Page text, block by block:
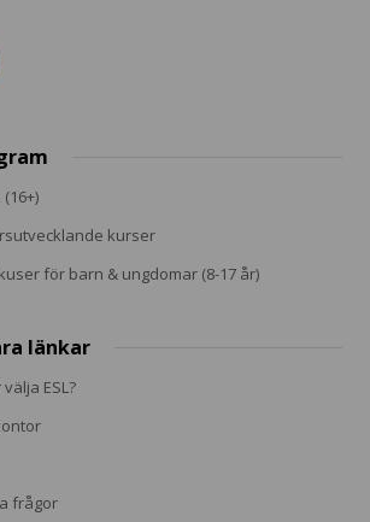
kurser
för barn & ungdomar (8-17 år)
länkar
ESL?
frågor